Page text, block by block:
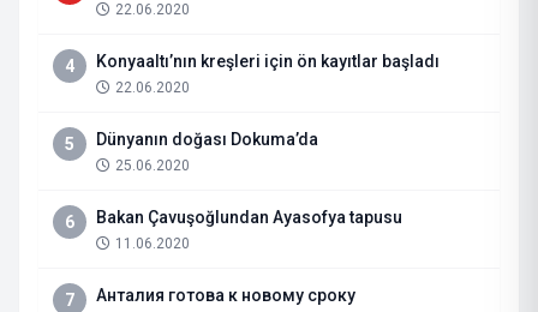
22.06.2020
4 Konyaaltı’nın kreşleri için ön kayıtlar başladı
22.06.2020
5 Dünyanın doğası Dokuma’da
25.06.2020
6 Bakan Çavuşoğlundan Ayasofya tapusu
11.06.2020
7 Анталия готова к новому сроку